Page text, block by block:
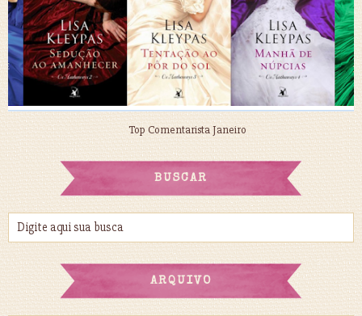
Top Comentarista Janeiro
BUSCAR
ARQUIVO